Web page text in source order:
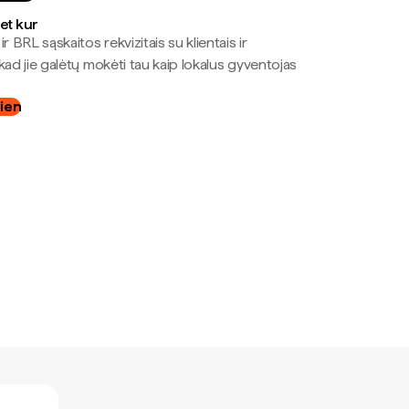
kur
ir BRL sąskaitos rekvizitais su klientais ir
jie galėtų mokėti tau kaip lokalus gyventojas